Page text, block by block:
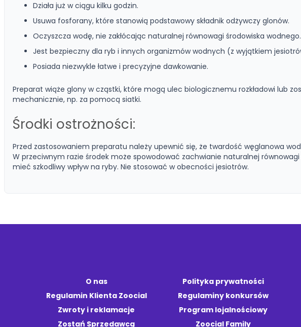
Działa już w ciągu kilku godzin.
Usuwa fosforany, które stanowią podstawowy składnik odżywczy glonów.
Oczyszcza wodę, nie zakłócając naturalnej równowagi środowiska wodnego.
Jest bezpieczny dla ryb i innych organizmów wodnych (z wyjątkiem
Posiada niezwykle łatwe i precyzyjne dawkowanie.
Preparat wiąże glony w cząstki, które mogą ulec biologicznemu rozkładowi lub
mechanicznie, np. za pomocą siatki.
Środki ostrożności:
Przed zastosowaniem preparatu należy upewnić się, że twardość węglanowa
W przeciwnym razie środek może spowodować zachwianie naturalnej
mieć szkodliwy wpływ na ryby. Nie stosować w obecności jesiotrów.
O nas
Regulamin Klienta Zoocial
Zwroty i reklamacje
Zostań Sprzedawcą
Polityka prywatności
Regulaminy konkursów
Program lojalnościowy
Zoocial Family